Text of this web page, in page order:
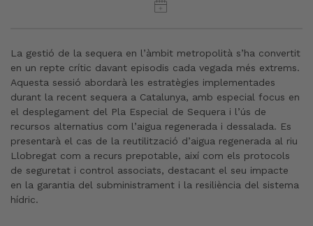
La gestió de la sequera en l’àmbit metropolità s’ha convertit
en un repte crític davant episodis cada vegada més extrems.
Aquesta sessió abordarà les estratègies implementades
durant la recent sequera a Catalunya, amb especial focus en
el desplegament del Pla Especial de Sequera i l’ús de
recursos alternatius com l’aigua regenerada i dessalada. Es
presentarà el cas de la reutilització d’aigua regenerada al riu
Llobregat com a recurs prepotable, així com els protocols
de seguretat i control associats, destacant el seu impacte
en la garantia del subministrament i la resiliència del sistema
hídric.